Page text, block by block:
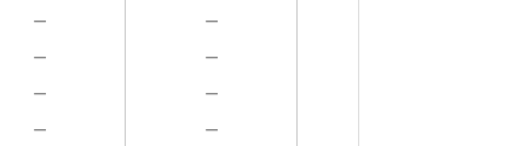
－
－
－
－
－
－
－
－